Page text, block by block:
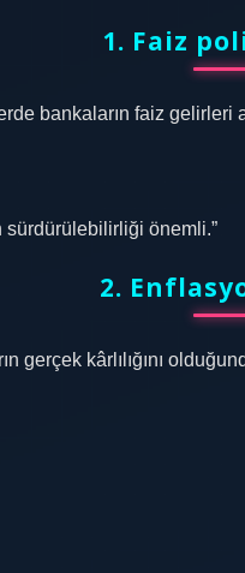
1. Faiz
bankaların faiz gelirleri
sürdürülebilirliği önemli.”
2.
gerçek kârlılığını